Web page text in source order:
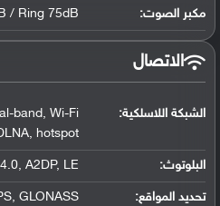
مكبر الصوت: / Ring 75dB
الاتصال
الشبكة اللاسلكية:
band, Wi-Fi
hotspot
البلوتوث:
A2DP, LE
تحديد المواقع:
GLONASS